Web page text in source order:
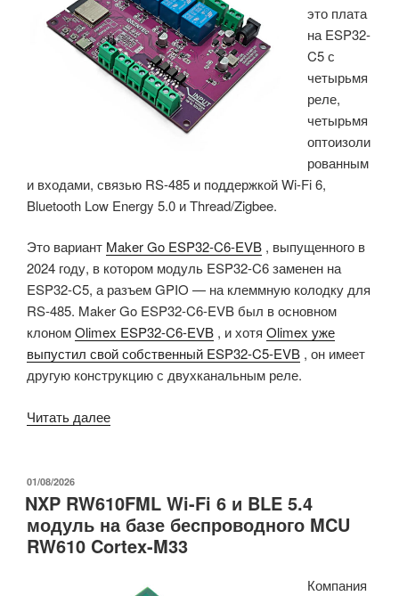
это плата
на ESP32-
C5 с
четырьмя
реле,
четырьмя
оптоизоли
рованным
и входами, связью RS-485 и поддержкой Wi-Fi 6,
Bluetooth Low Energy 5.0 и Thread/Zigbee.
Это вариант Maker Go ESP32-C6-EVB , выпущенного в
2024 году, в котором модуль ESP32-C6 заменен на
ESP32-C5, а разъем GPIO — на клеммную колодку для
RS-485. Maker Go ESP32-C6-EVB был в основном
клономOlimex ESP32-C6-EVB , и хотя Olimex уже
выпустил свой собственный ESP32-C5-EVB , он имеет
другую конструкцию с двухканальным реле.
Читать далее«Плата
C5-
EVB
оснащена
ОПУБЛИКОВАНО
01/08/2026
NXP RW610FML Wi-Fi 6 и BLE 5.4
модуль на базе беспроводного MCU
RW610 Cortex-M33
Компания